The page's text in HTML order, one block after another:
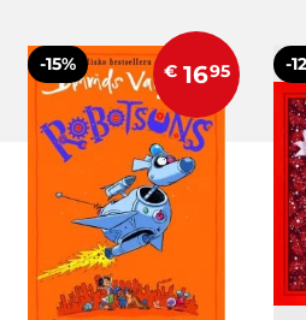
-15% € 1695 -